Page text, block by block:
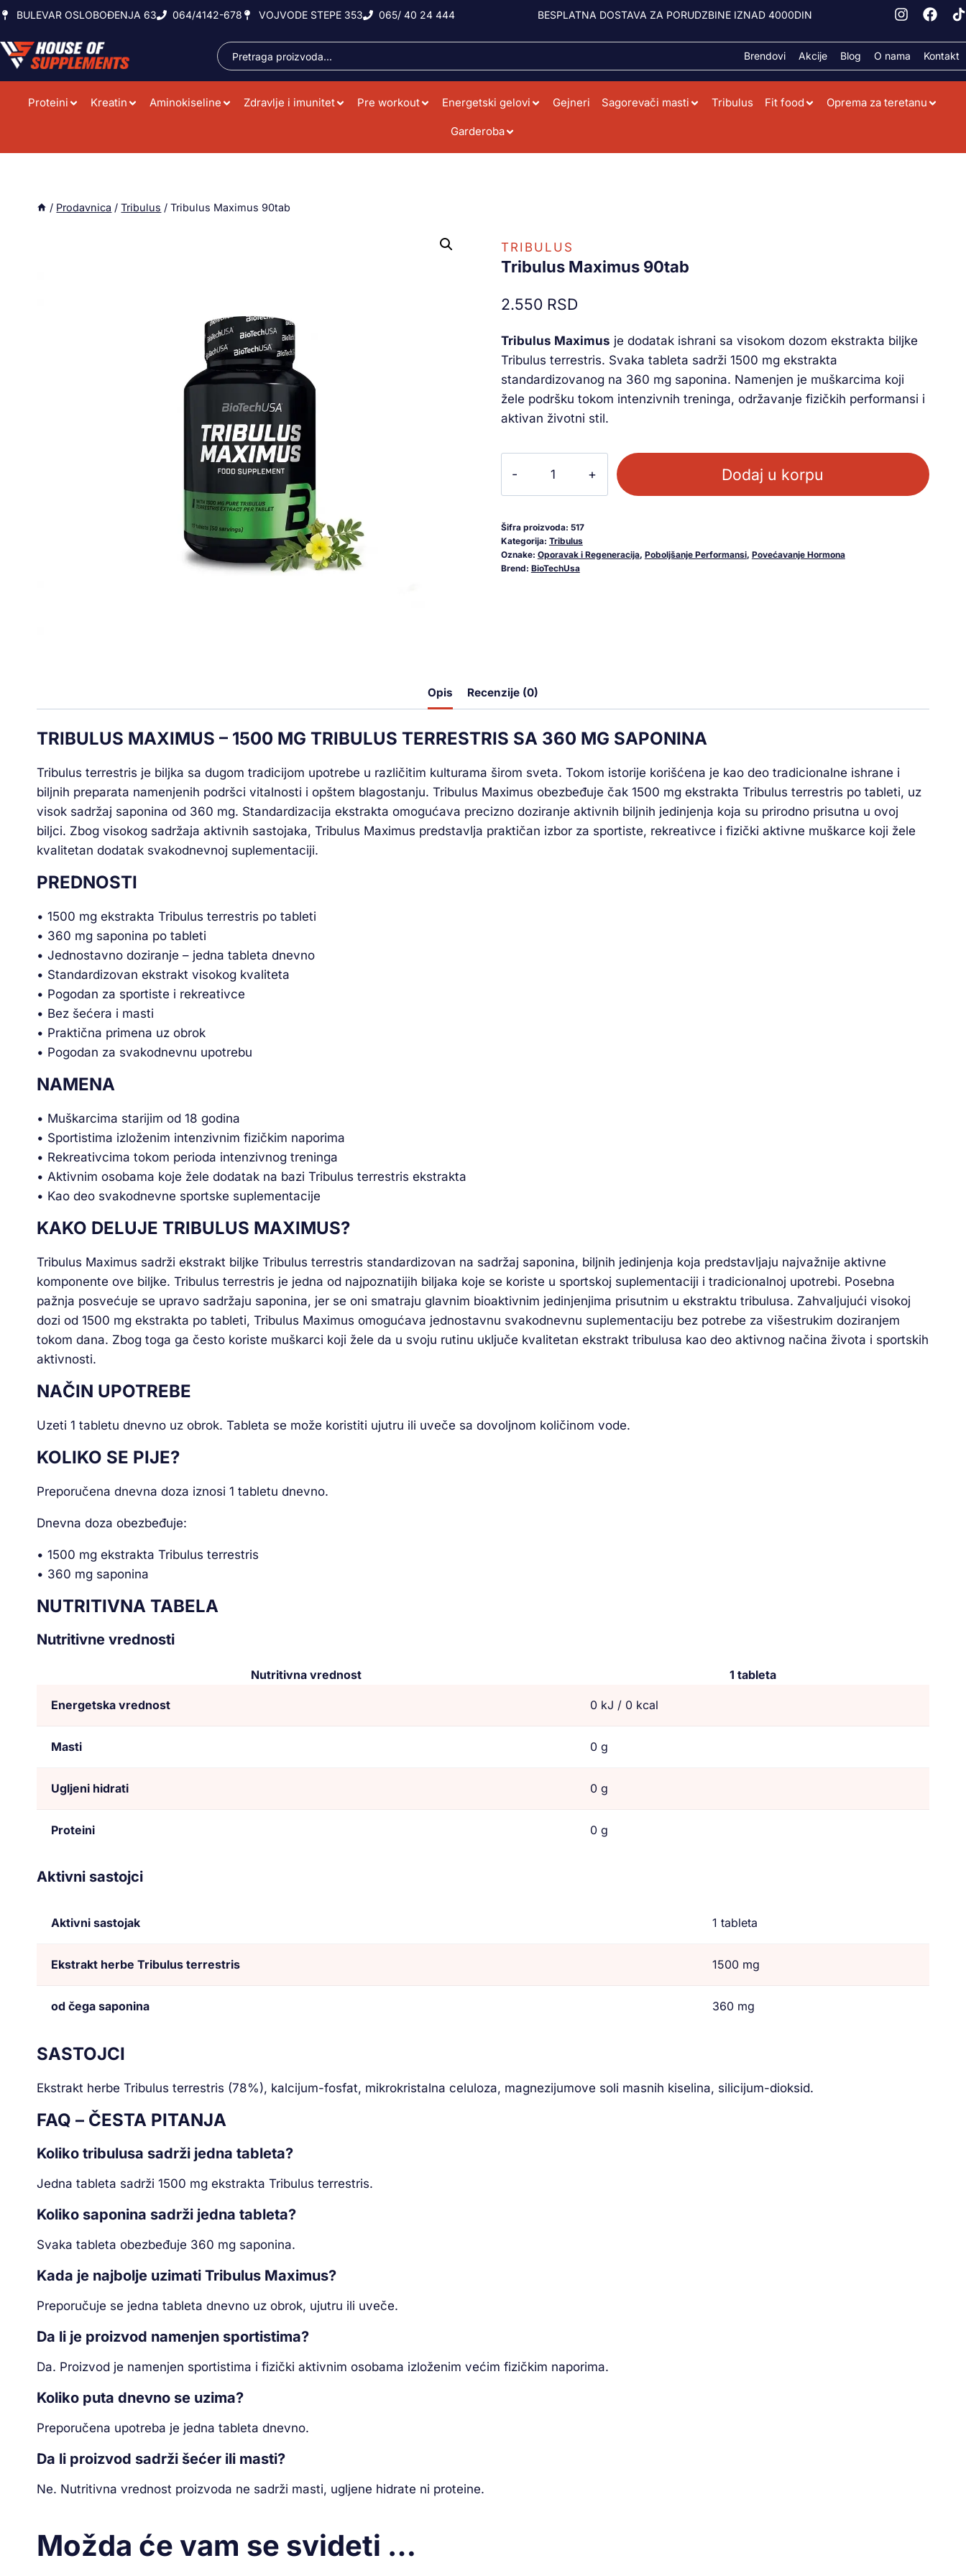
BULEVAR OSLOBOĐENJA 63 064/4142-678 VOJVODE STEPE 353 065/ 40 24 444 BESPLATNA DOSTAVA ZA PORUDZBINE IZNAD 4000DIN
Brendovi Akcije Blog O nama Kontakt
Proteini Kreatin Aminokiseline Zdravlje i imunitet Pre workout Energetski gelovi Gejneri Sagorevači masti Tribulus Fit food Oprema za teretanu
Garderoba
/ Prodavnica / Tribulus / Tribulus Maximus 90tab
TRIBULUS
Tribulus Maximus 90tab
2.550 RSD
Tribulus Maximus je dodatak ishrani sa visokom dozom ekstrakta biljke
Tribulus terrestris. Svaka tableta sadrži 1500 mg ekstrakta
standardizovanog na 360 mg saponina. Namenjen je muškarcima koji
žele podršku tokom intenzivnih treninga, održavanje fizičkih performansi i
aktivan životni stil.
Dodaj u korpu
Šifra proizvoda: 517
Kategorija: Tribulus
Oznake: Oporavak i Regeneracija, Poboljšanje Performansi, Povećavanje Hormona
Brend: BioTechUsa
Opis Recenzije (0)
TRIBULUS MAXIMUS – 1500 MG TRIBULUS TERRESTRIS SA 360 MG SAPONINA
Tribulus terrestris je biljka sa dugom tradicijom upotrebe u različitim kulturama širom sveta. Tokom istorije korišćena je kao deo tradicionalne ishrane i
biljnih preparata namenjenih podršci vitalnosti i opštem blagostanju. Tribulus Maximus obezbeđuje čak 1500 mg ekstrakta Tribulus terrestris po tableti, uz
visok sadržaj saponina od 360 mg. Standardizacija ekstrakta omogućava precizno doziranje aktivnih biljnih jedinjenja koja su prirodno prisutna u ovoj
biljci. Zbog visokog sadržaja aktivnih sastojaka, Tribulus Maximus predstavlja praktičan izbor za sportiste, rekreativce i fizički aktivne muškarce koji žele
kvalitetan dodatak svakodnevnoj suplementaciji.
PREDNOSTI
• 1500 mg ekstrakta Tribulus terrestris po tableti
• 360 mg saponina po tableti
• Jednostavno doziranje – jedna tableta dnevno
• Standardizovan ekstrakt visokog kvaliteta
• Pogodan za sportiste i rekreativce
• Bez šećera i masti
• Praktična primena uz obrok
• Pogodan za svakodnevnu upotrebu
NAMENA
• Muškarcima starijim od 18 godina
• Sportistima izloženim intenzivnim fizičkim naporima
• Rekreativcima tokom perioda intenzivnog treninga
• Aktivnim osobama koje žele dodatak na bazi Tribulus terrestris ekstrakta
• Kao deo svakodnevne sportske suplementacije
KAKO DELUJE TRIBULUS MAXIMUS?
Tribulus Maximus sadrži ekstrakt biljke Tribulus terrestris standardizovan na sadržaj saponina, biljnih jedinjenja koja predstavljaju najvažnije aktivne
komponente ove biljke. Tribulus terrestris je jedna od najpoznatijih biljaka koje se koriste u sportskoj suplementaciji i tradicionalnoj upotrebi. Posebna
pažnja posvećuje se upravo sadržaju saponina, jer se oni smatraju glavnim bioaktivnim jedinjenjima prisutnim u ekstraktu tribulusa. Zahvaljujući visokoj
dozi od 1500 mg ekstrakta po tableti, Tribulus Maximus omogućava jednostavnu svakodnevnu suplementaciju bez potrebe za višestrukim doziranjem
tokom dana. Zbog toga ga često koriste muškarci koji žele da u svoju rutinu uključe kvalitetan ekstrakt tribulusa kao deo aktivnog načina života i sportskih
aktivnosti.
NAČIN UPOTREBE
Uzeti 1 tabletu dnevno uz obrok. Tableta se može koristiti ujutru ili uveče sa dovoljnom količinom vode.
KOLIKO SE PIJE?
Preporučena dnevna doza iznosi 1 tabletu dnevno.
Dnevna doza obezbeđuje:
• 1500 mg ekstrakta Tribulus terrestris
• 360 mg saponina
NUTRITIVNA TABELA
Nutritivne vrednosti
Nutritivna vrednost 1 tableta
Energetska vrednost 0 kJ / 0 kcal
Masti 0 g
Ugljeni hidrati 0 g
Proteini 0 g
Aktivni sastojci
Aktivni sastojak 1 tableta
Ekstrakt herbe Tribulus terrestris 1500 mg
od čega saponina 360 mg
SASTOJCI
Ekstrakt herbe Tribulus terrestris (78%), kalcijum-fosfat, mikrokristalna celuloza, magnezijumove soli masnih kiselina, silicijum-dioksid.
FAQ – ČESTA PITANJA
Koliko tribulusa sadrži jedna tableta?
Jedna tableta sadrži 1500 mg ekstrakta Tribulus terrestris.
Koliko saponina sadrži jedna tableta?
Svaka tableta obezbeđuje 360 mg saponina.
Kada je najbolje uzimati Tribulus Maximus?
Preporučuje se jedna tableta dnevno uz obrok, ujutru ili uveče.
Da li je proizvod namenjen sportistima?
Da. Proizvod je namenjen sportistima i fizički aktivnim osobama izloženim većim fizičkim naporima.
Koliko puta dnevno se uzima?
Preporučena upotreba je jedna tableta dnevno.
Da li proizvod sadrži šećer ili masti?
Ne. Nutritivna vrednost proizvoda ne sadrži masti, ugljene hidrate ni proteine.
Možda će vam se svideti …